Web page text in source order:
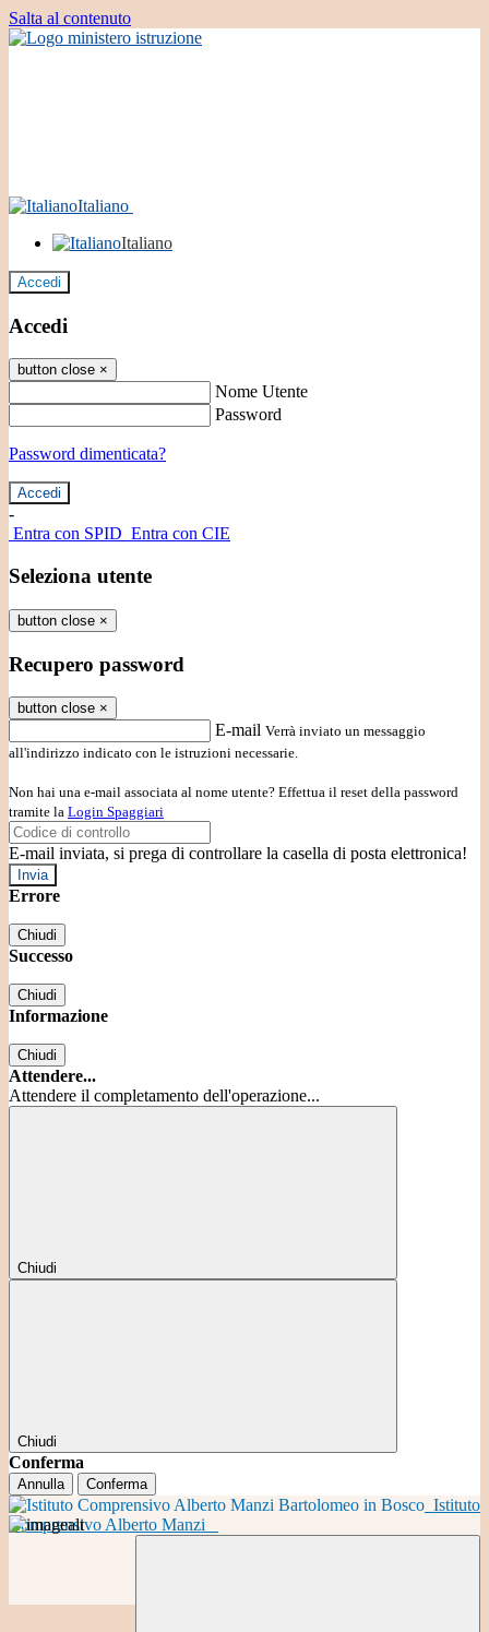
Salta al contenuto
Italiano
Italiano
Accedi
Accedi
button close ×
Nome Utente
Password
Password dimenticata?
-
Entra con SPID Entra con CIE
Seleziona utente
button close ×
Recupero password
button close ×
E-mail Verrà inviato un messaggio
all'indirizzo indicato con le istruzioni necessarie.
Non hai una e-mail associata al nome utente? Effettua il reset della password
tramite la Login Spaggiari
E-mail inviata, si prega di controllare la casella di posta elettronica!
Errore
Chiudi
Successo
Chiudi
Informazione
Chiudi
Attendere...
Attendere il completamento dell'operazione...
Chiudi
Chiudi
Conferma
Annulla Conferma
Istituto
Comprensivo Alberto Manzi